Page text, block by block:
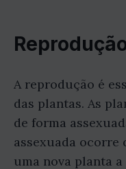
A reprodução é
das plantas. As
de forma
assexuada ocorre
uma nova planta